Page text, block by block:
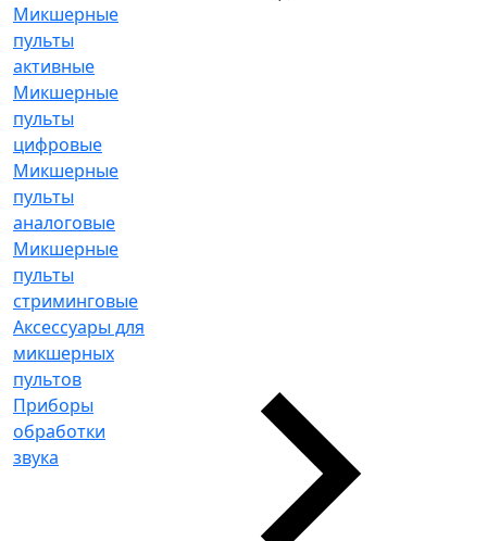
Микшерные
пульты
активные
Микшерные
пульты
цифровые
Микшерные
пульты
аналоговые
Микшерные
пульты
стриминговые
Аксессуары для
микшерных
пультов
Приборы
обработки
звука